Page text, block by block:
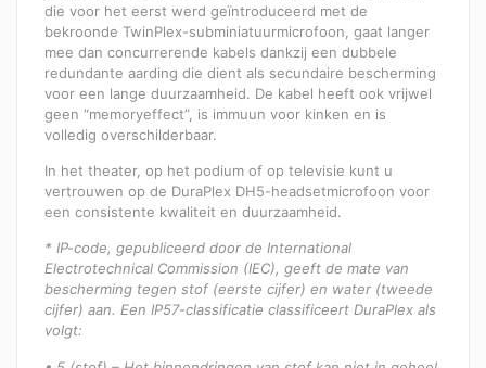
die voor het eerst werd geïntroduceerd met de
bekroonde TwinPlex-subminiatuurmicrofoon, gaat langer
mee dan concurrerende kabels dankzij een dubbele
redundante aarding die dient als secundaire bescherming
voor een lange duurzaamheid. De kabel heeft ook vrijwel
geen “memoryeffect”, is immuun voor kinken en is
volledig overschilderbaar.
In het theater, op het podium of op televisie kunt u
vertrouwen op de DuraPlex DH5-headsetmicrofoon voor
een consistente kwaliteit en duurzaamheid.
* IP-code, gepubliceerd door de International
Electrotechnical Commission (IEC), geeft de mate van
bescherming tegen stof (eerste cijfer) en water (tweede
cijfer) aan. Een IP57-classificatie classificeert DuraPlex als
volgt: